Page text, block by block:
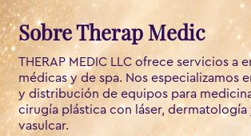
Sobre Therap Medic
THERAP MEDIC LLC ofrece servicios a
médicas y de spa. Nos especializamos
y distribución de equipos para
cirugía plástica con láser, dermatología
vasulcar.